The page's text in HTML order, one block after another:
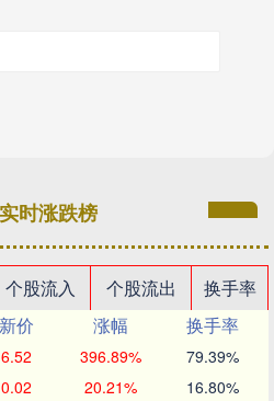
时涨跌榜
个股流入 个股流出
换手率
价 涨幅
换手率
396.89% 79.39%
20.21% 16.80%